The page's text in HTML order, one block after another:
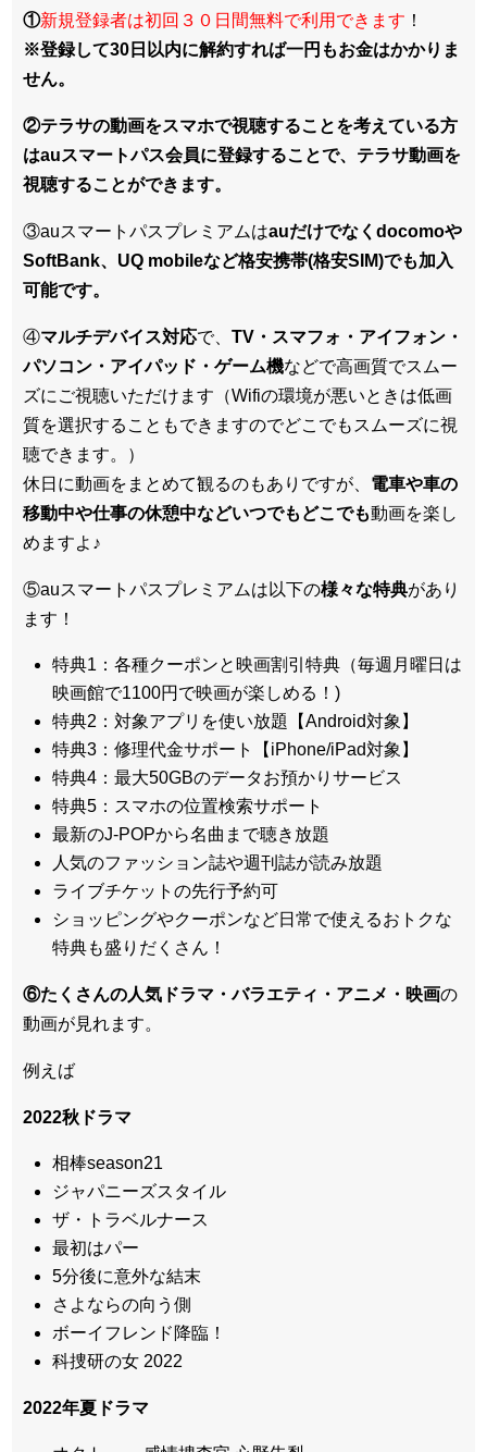
①新規登録者は初回３０日間無料で利用できます ！
※登録して30日以内に解約すれば一円もお金はかかりま
せん。
②テラサの動画をスマホで視聴することを考えている方
はauスマートパス会員に登録することで、テラサ動画を
視聴することができます。
③auスマートパスプレミアムはauだけでなくdocomoや
SoftBank、UQ mobileなど格安携帯(格安SIM)でも加入
可能です。
④マルチデバイス対応で、 TV・スマフォ・アイフォン・
パソコン・アイパッド・ゲーム機などで高画質でスムー
ズにご視聴いただけます（Wifiの環境が悪いときは低画
質を選択することもできますのでどこでもスムーズに視
聴できます。）
休日に動画をまとめて観るのもありですが、 電車や車の
移動中や仕事の休憩中などいつでもどこでも動画を楽し
めますよ♪
⑤auスマートパスプレミアムは以下の様々な特典があり
ます！
特典1：各種クーポンと映画割引特典（毎週月曜日は
映画館で1100円で映画が楽しめる！)
特典2：対象アプリを使い放題【Android対象】
特典3：修理代金サポート【iPhone/iPad対象】
特典4：最大50GBのデータお預かりサービス
特典5：スマホの位置検索サポート
最新のJ-POPから名曲まで聴き放題
人気のファッション誌や週刊誌が読み放題
ライブチケットの先行予約可
ショッピングやクーポンなど日常で使えるおトクな
特典も盛りだくさん！
⑥たくさんの人気ドラマ・バラエティ・アニメ・映画の
動画が見れます。
例えば
2022秋ドラマ
相棒season21
ジャパニーズスタイル
ザ・トラベルナース
最初はパー
5分後に意外な結末
さよならの向う側
ボーイフレンド降臨！
科捜研の女 2022
2022年夏ドラマ